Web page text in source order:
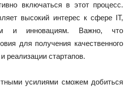
включаться в этот процесс.
высокий интерес к сфере IT,
и инновациям. Важно, что
для получения качественного
реализации стартапов.
усилиями сможем добиться